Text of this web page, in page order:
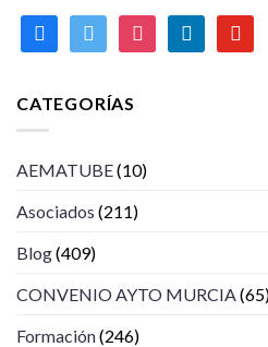
facebooktwitter instagramlinkedin youtube
CATEGORÍAS
AEMATUBE(10)
Asociados (211)
Blog(409)
CONVENIO AYTO MURCIA
Formación(246)